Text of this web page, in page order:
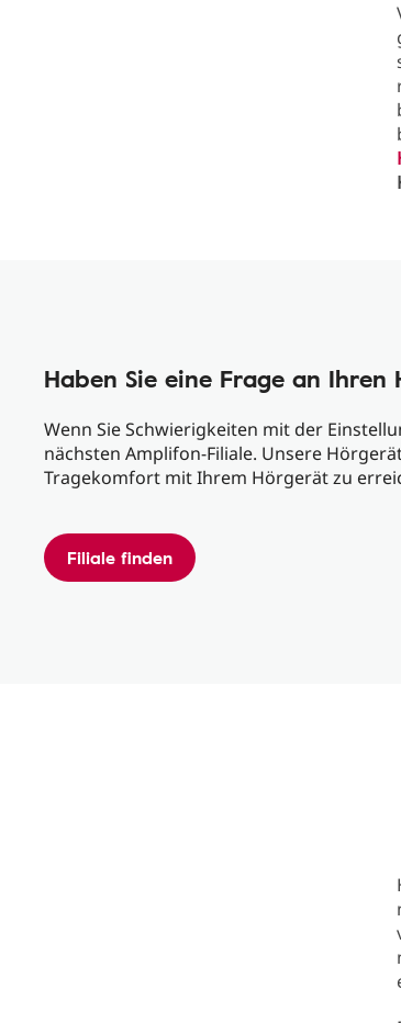
Haben Sie eine Frage an
Wenn Sie Schwierigkeiten mit der
nächsten Amplifon-Filiale. Unsere
Tragekomfort mit Ihrem Hörgerät zu
Filiale finden